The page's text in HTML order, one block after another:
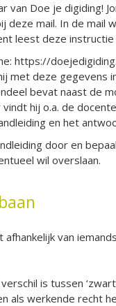
van Doe je digiding!
deze mail. In de
leest deze
https://
met deze gegevens
bevat naast de
hij o.a. de
en het
door en
wil overslaan.
afhankelijk van
is tussen
als werkende recht